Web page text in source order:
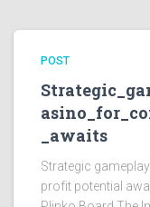
POST
_awaits
Strategic
profit potential